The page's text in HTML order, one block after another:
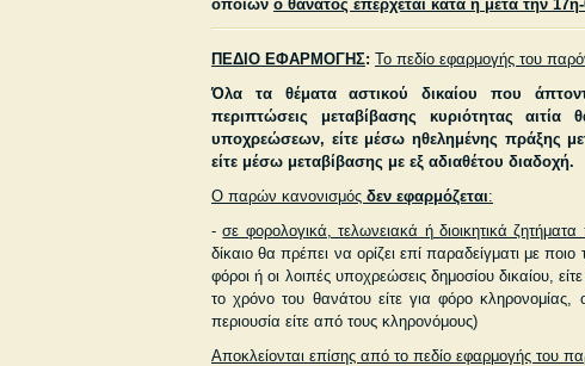
οποίων ο θάνατος επέρχεται κατά ή μετά την
ΠΕΔΙΟ ΕΦΑΡΜΟΓΗΣ: Το πεδίο εφαρμογής του
Όλα τα θέματα αστικού δικαίου που
περιπτώσεις μεταβίβασης κυριότητας αιτία
υποχρεώσεων, είτε μέσω ηθελημένης πράξης
είτε μέσω μεταβίβασης με εξ αδιαθέτου διαδοχή.
Ο παρών κανονισμός δεν εφαρμόζεται:
-σε φορολογικά, τελωνειακά ή διοικητικά
δίκαιο θα πρέπει να ορίζει επί παραδείγματι με
φόροι ή οι λοιπές υποχρεώσεις δημοσίου δικαίου,
το χρόνο του θανάτου είτε για φόρο
περιουσία είτε από τους κληρονόμους)
Αποκλείονται επίσης από το πεδίο εφαρμογής του